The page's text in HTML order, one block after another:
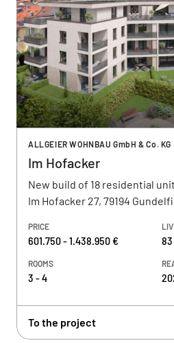
ALLGEIER WOHNBAU GmbH & Co. KG
Im Hofacker
New build of 18 residential
Im Hofacker 27, 79194
PRICE
601.750 - 1.438.950 € 83
ROOMS
3 - 4
To the project